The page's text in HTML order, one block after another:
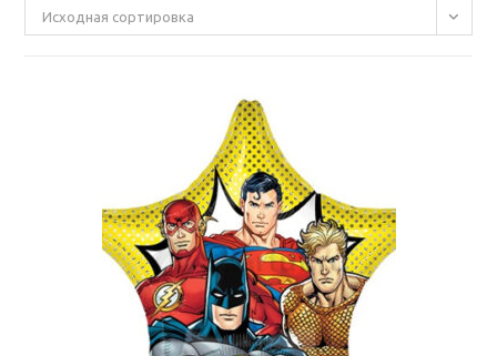
Исходная сортировка